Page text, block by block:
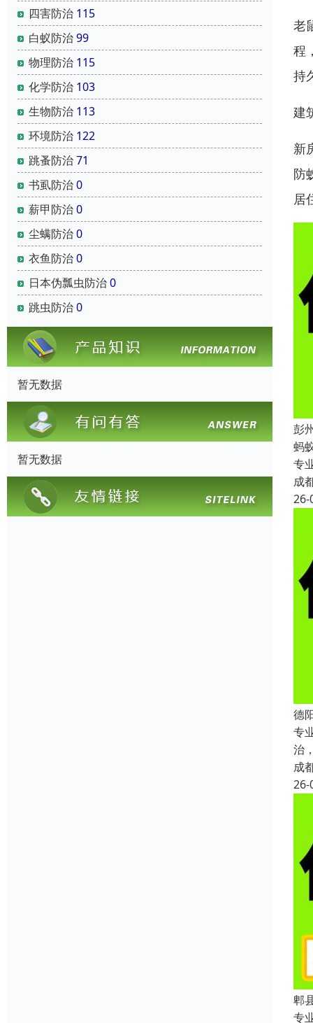
四害防治 115
白蚁防治99
物理防治 115
化学防治 103
生物防治 113
环境防治 122
跳蚤防治71
书虱防治0
薪甲防治0
尘螨防治0
衣鱼防治0
日本伪瓢虫防治0
跳虫防治0
暂无数据
暂无数据
老
程
持
建
新
防
居
彭
蚂
专
成
26-
德
专
治
成
26-
郫
专